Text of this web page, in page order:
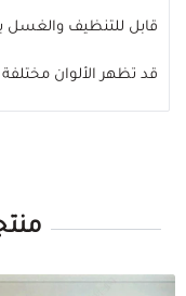
قابل للتنظيف
قد تظهر الألوان